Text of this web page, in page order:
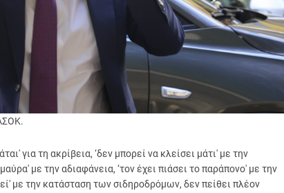
για τη ακρίβεια, ‘δεν μπορεί να κλείσει μάτι' με την
με την αδιαφάνεια, ‘τον έχει πιάσει το παράπονο' με την
με την κατάσταση των σιδηροδρόμων, δεν πείθει πλέον